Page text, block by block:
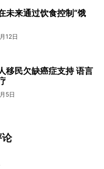
未来通过饮食控制“饿
12日
移民欠缺癌症支持 语言
5日